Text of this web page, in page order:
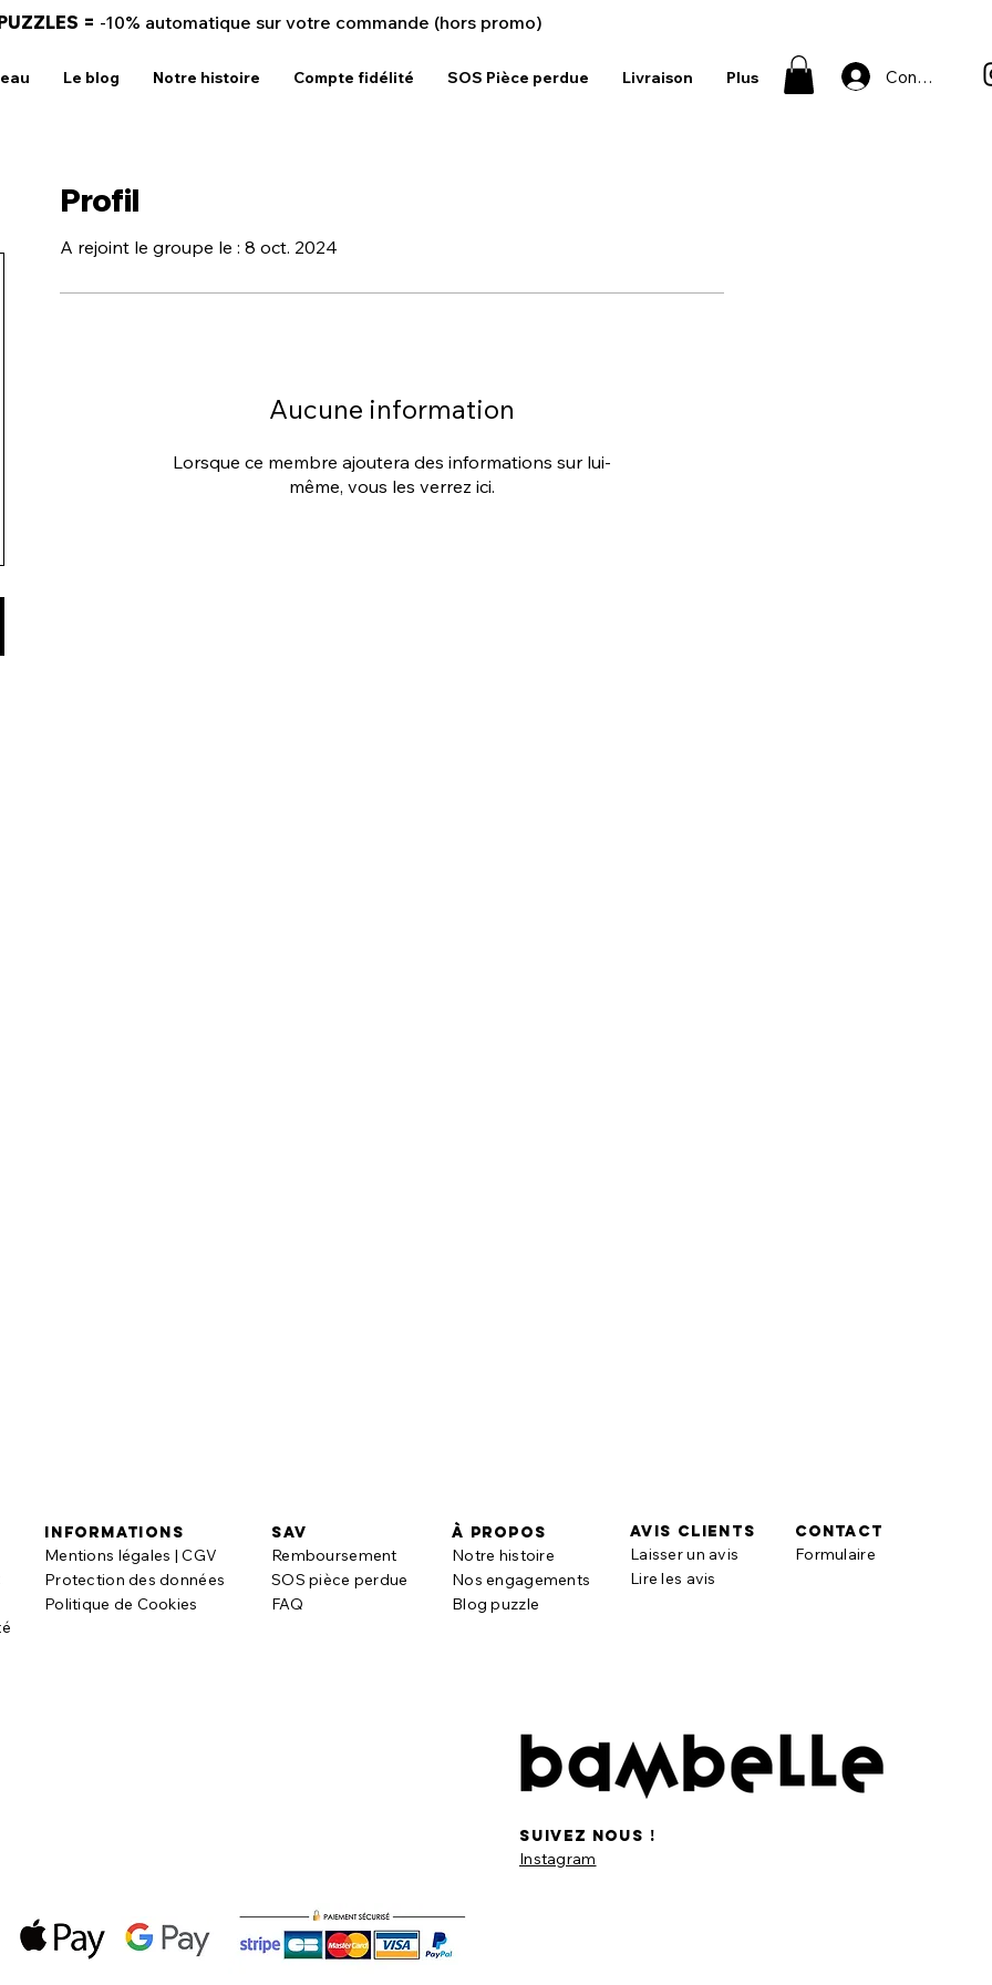
= -10% automatique sur votre commande (hors promo)
Le blog Notre histoire Compte fidélité SOS Pièce perdue Livraison Plus Connexion
Profil
A rejoint le groupe le : 8 oct. 2024
Aucune information
Lorsque ce membre ajoutera des informations sur lui-
même, vous les verrez ici.
informations
Mentions légales | CGV
Protection des données
Politique de Cookies
SAV
Remboursement
SOS pièce perdue
FAQ
à propos
Notre histoire
Nos engagements
Blog puzzle
AVIS CLIENTS
Laisser un avis
Lire les avis
contact
Formulaire
suivez nous !
Instagram